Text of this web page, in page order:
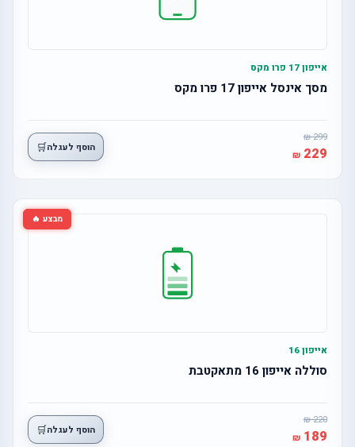
אייפון 17 פרו מקס
מסך אינסל אייפון 17 פרו מקס
299
229 הוסף לעגלה🛒
מבצע 🔥
אייפון 16
סוללה אייפון 16 מתאקטבת
220
189 הוסף לעגלה🛒